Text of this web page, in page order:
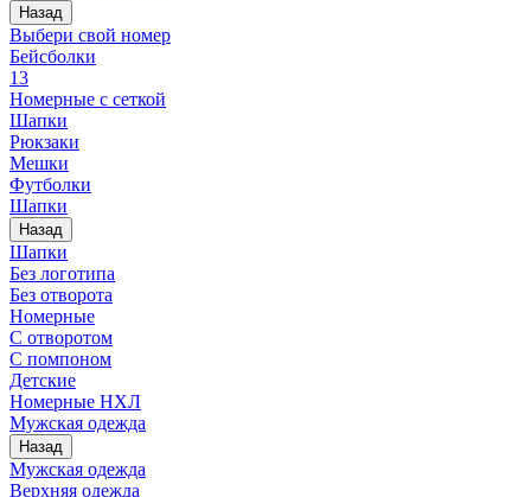
Назад
Выбери свой номер
Бейсболки
13
Номерные с сеткой
Шапки
Рюкзаки
Мешки
Футболки
Шапки
Назад
Шапки
Без логотипа
Без отворота
Номерные
С отворотом
С помпоном
Детские
Номерные НХЛ
Мужская одежда
Назад
Мужская одежда
Верхняя одежда